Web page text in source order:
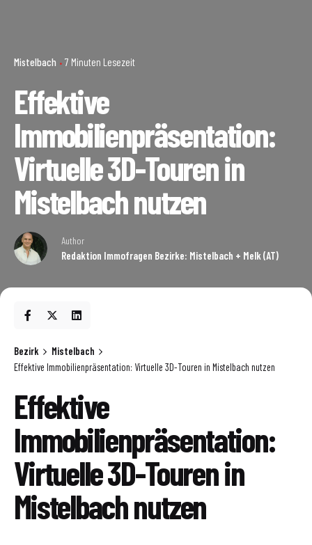
Mistelbach 7 Minuten Lesezeit
Effektive
Immobilienpräsentation:
Virtuelle 3D-Touren in
Mistelbach nutzen
Author
Redaktion Immofragen Bezirke: Mistelbach + Melk (AT)
Bezirk
Mistelbach
Effektive Immobilienpräsentation: Virtuelle 3D-Touren in Mistelbach nutzen
Effektive
Immobilienpräsentation:
Virtuelle 3D-Touren in
Mistelbach nutzen